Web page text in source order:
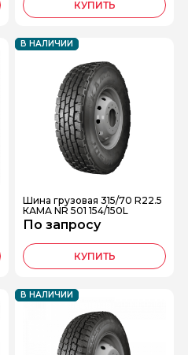
КУПИТЬ
В НАЛИЧИИ
Шина грузовая 315/70 R22.5
КАМА NR 501 154/150L
По запросу
КУПИТЬ
В НАЛИЧИИ